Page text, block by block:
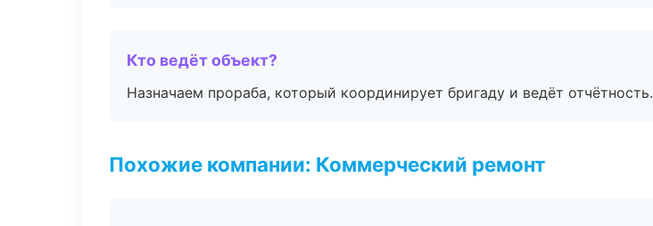
Кто ведёт объект?
Назначаем прораба, который координирует бригаду и ведёт отчётность.
Похожие компании: Коммерческий ремонт